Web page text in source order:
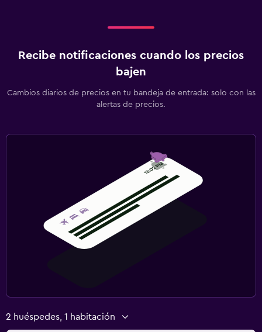
Recibe notificaciones cuando los precios
bajen
Cambios diarios de precios en tu bandeja de entrada: solo con las
alertas de precios.
2 huéspedes, 1 habitación